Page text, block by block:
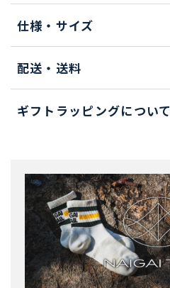
仕様・サイズ
配送・送料
ギフトラッピングについて